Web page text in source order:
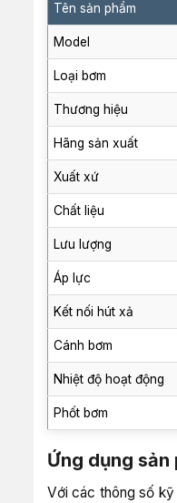
Tên sản phẩm
Model
Loại bơm
Thương hiệu
Hãng sản xuất
Xuất xứ
Chất liệu
Lưu lượng
Áp lực
Kết nối hút xả
Cánh bơm
Nhiệt độ hoạt động
Phốt bơm
Ứng dụng sản
Với các thông số